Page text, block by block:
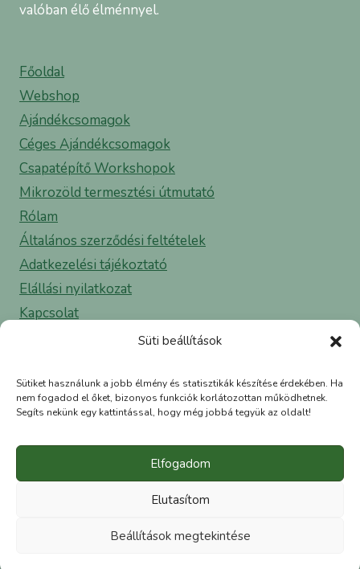
Süti beállítások
Sütiket használunk a jobb élmény és statisztikák készítése érdekében. Ha
nem fogadod el őket, bizonyos funkciók korlátozottan működhetnek.
Segíts nekünk egy kattintással, hogy még jobbá tegyük az oldalt!
Elfogadom
Elutasítom
Beállítások megtekintése
valóban élő élménnyel.
Főoldal
Webshop
Ajándékcsomagok
Céges Ajándékcsomagok
Csapatépítő Workshopok
Mikrozöld termesztési útmutató
Rólam
Általános szerződési feltételek
Adatkezelési tájékoztató
Elállási nyilatkozat
Kapcsolat
☎ 06 30 500 29 11